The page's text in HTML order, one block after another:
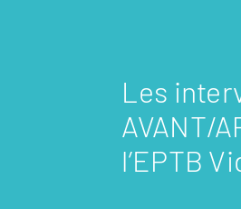
Les
AVANT/
l’EPTB